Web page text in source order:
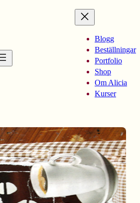
Blogg
Beställningar
Portfolio
Shop
Om Alicia
Kurser